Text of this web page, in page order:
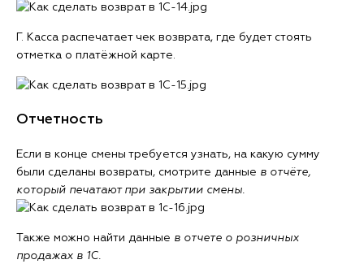
Г. Касса распечатает чек возврата, где будет стоять
отметка о платёжной карте.
Отчетность
Если в конце смены требуется узнать, на какую сумму
были сделаны возвраты, смотрите данные в отчёте,
который печатают при закрытии смены.
Также можно найти данные в отчете о розничных
продажах в 1С.